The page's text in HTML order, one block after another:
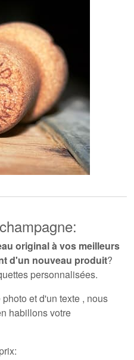
original à vos meilleurs
d'un nouveau produit?
personnalisées.
et d'un texte , nous
habillons votre